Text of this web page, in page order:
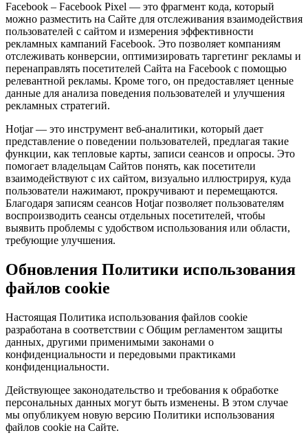
Facebook – Facebook Pixel — это фрагмент кода, который
можно разместить на Сайте для отслеживания взаимодействия
пользователей с сайтом и измерения эффективности
рекламных кампаний Facebook. Это позволяет компаниям
отслеживать конверсии, оптимизировать таргетинг рекламы и
перенаправлять посетителей Сайта на Facebook с помощью
релевантной рекламы. Кроме того, он предоставляет ценные
данные для анализа поведения пользователей и улучшения
рекламных стратегий.
Hotjar — это инструмент веб-аналитики, который дает
представление о поведении пользователей, предлагая такие
функции, как тепловые карты, записи сеансов и опросы. Это
помогает владельцам Сайтов понять, как посетители
взаимодействуют с их сайтом, визуально иллюстрируя, куда
пользователи нажимают, прокручивают и перемещаются.
Благодаря записям сеансов Hotjar позволяет пользователям
воспроизводить сеансы отдельных посетителей, чтобы
выявить проблемы с удобством использования или области,
требующие улучшения.
Обновления Политики использования
файлов cookie
Настоящая Политика использования файлов cookie
разработана в соответствии с Общим регламентом защиты
данных, другими применимыми законами о
конфиденциальности и передовыми практиками
конфиденциальности.
Действующее законодательство и требования к обработке
персональных данных могут быть изменены. В этом случае
мы опубликуем новую версию Политики использования
файлов cookie на Сайте.